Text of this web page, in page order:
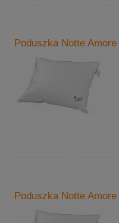
Poduszka Notte
Poduszka Notte